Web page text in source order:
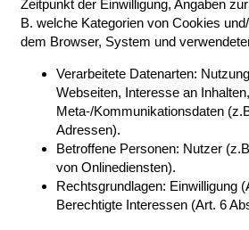
Zeitpunkt der Einwilligung, Angaben
B. welche Kategorien von Cookies
dem Browser, System und
Verarbeitete Datenarten:
Webseiten, Interesse an
Meta-/Kommunikationsdaten
Adressen).
Betroffene Personen: Nutzer
von Onlinediensten).
Rechtsgrundlagen: Einwilligung
Berechtigte Interessen (Art. 6